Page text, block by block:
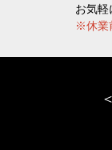
お気軽
※休業